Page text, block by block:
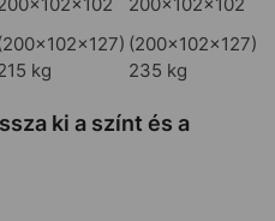
200×102×102
(200×102×127)
kg 235 kg
ki a színt és a